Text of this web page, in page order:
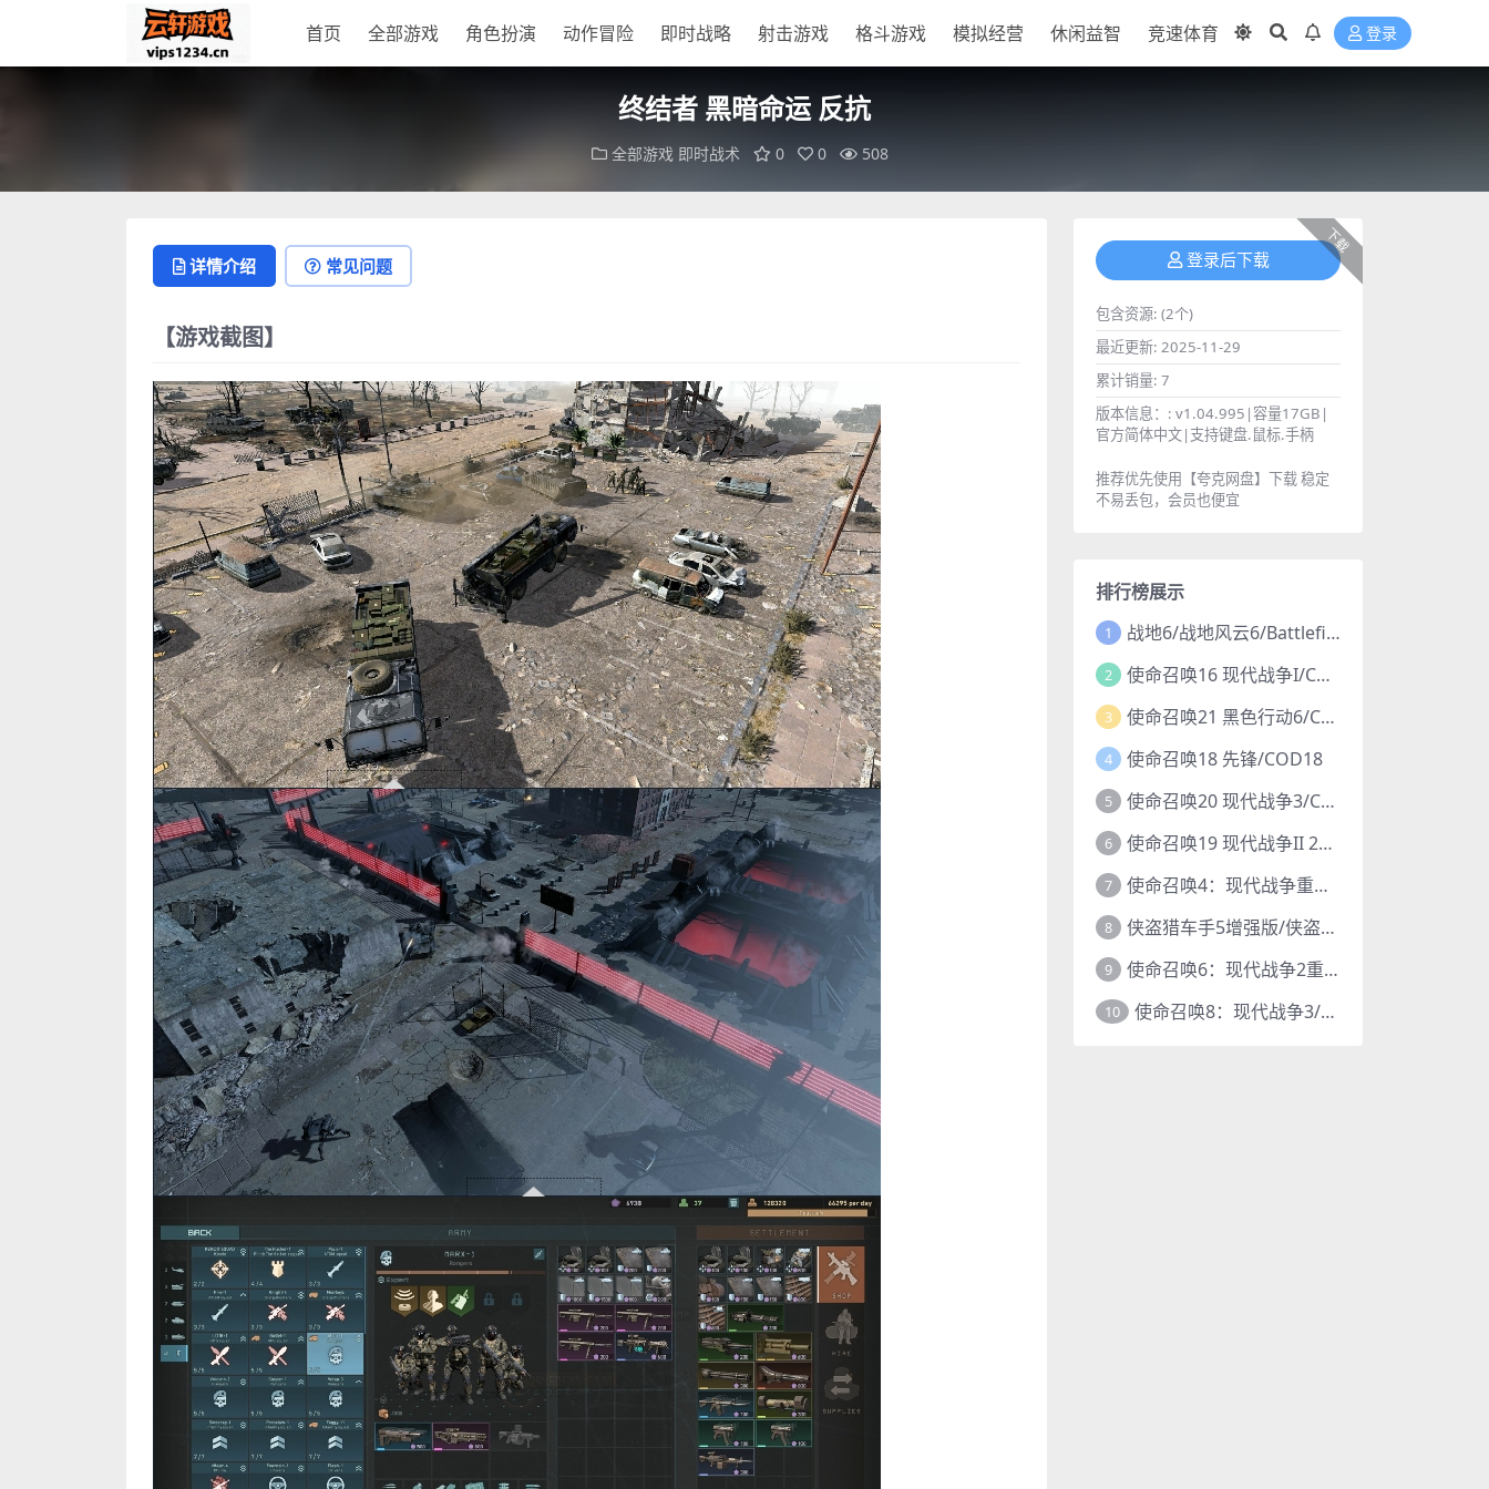
首页 全部游戏 角色扮演 动作冒险 即时战略 射击游戏 格斗游戏 模拟经营 休闲益智 竞速体育 登录
终结者 黑暗命运 反抗
全部游戏 即时战术 0 0 508
详情介绍 常见问题
【游戏截图】
下载
登录后下载
包含资源: (2个)
最近更新: 2025-11-29
累计销量: 7
版本信息：: v1.04.995|容量17GB|
官方简体中文|支持键盘.鼠标.手柄
推荐优先使用【夸克网盘】下载 稳定
不易丢包，会员也便宜
排行榜展示
1 战地6/战地风云6/Battlefield 6
2 使命召唤16 现代战争I/COD16
3 使命召唤21 黑色行动6/COD21
4 使命召唤18 先锋/COD18
5 使命召唤20 现代战争3/COD20
6 使命召唤19 现代战争II 2022/COD19
7 使命召唤4：现代战争重制版/COD4
8 侠盗猎车手5增强版/侠盗飞车5增强版/GTA5增强版
9 使命召唤6：现代战争2重制版/COD6重置版
10 使命召唤8：现代战争3/COD8